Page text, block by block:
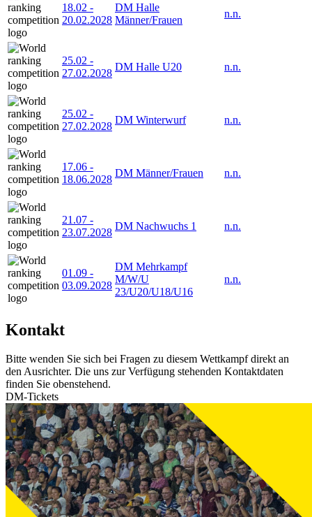
18.02 -
20.02.2028
DM Halle
Männer/Frauen
n.n.
25.02 -
27.02.2028
DM Halle U20 n.n.
25.02 -
27.02.2028
DM Winterwurf n.n.
17.06 -
18.06.2028
DM Männer/Frauen n.n.
21.07 -
23.07.2028
DM Nachwuchs 1 n.n.
01.09 -
03.09.2028
DM Mehrkampf
M/W/U
23/U20/U18/U16
n.n.
Kontakt
Bitte wenden Sie sich bei Fragen zu diesem Wettkampf direkt an
den Ausrichter. Die uns zur Verfügung stehenden Kontaktdaten
finden Sie obenstehend.
DM-Tickets